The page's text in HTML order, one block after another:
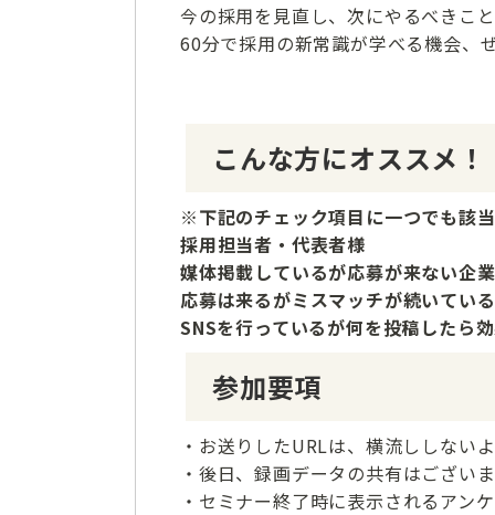
今の採用を見直し、次にやるべきこ
60分で採用の新常識が学べる機会、
こんな方にオススメ！
※下記のチェック項目に一つでも該
採用担当者・代表者様
媒体掲載しているが応募が来ない企
応募は来るがミスマッチが続いてい
SNSを行っているが何を投稿したら
参加要項
・お送りしたURLは、横流ししない
・後日、録画データの共有はござい
・セミナー終了時に表示されるアン